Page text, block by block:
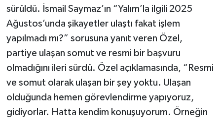
sürüldü. İsmail Saymaz’ın “Yalım’la ilgili 2025
Ağustos’unda şikayetler ulaştı fakat işlem
yapılmadı mı?” sorusuna yanıt veren Özel,
partiye ulaşan somut ve resmi bir başvuru
olmadığını ileri sürdü. Özel açıklamasında, “Resmi
ve somut olarak ulaşan bir şey yoktu. Ulaşan
olduğunda hemen görevlendirme yapıyoruz,
gidiyorlar. Hatta kendim konuşuyorum. Örneğin